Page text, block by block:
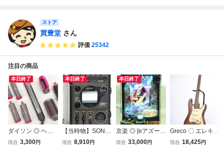
ストア
買豊堂 さん
評価 25342
注目の商品
本日終了
ダイソン ◎ ヘア
スタイラー HS01
現在 3,300円
本日終了
【当時物】SONY
◎ JACKAL300 [F
現在 8,910円
本日終了
京楽 ◎ [eアズール
レーン THE ANIM
現在 33,000円
Greco 〇 エレキギ
ター ストラト シ
現在 18,425円